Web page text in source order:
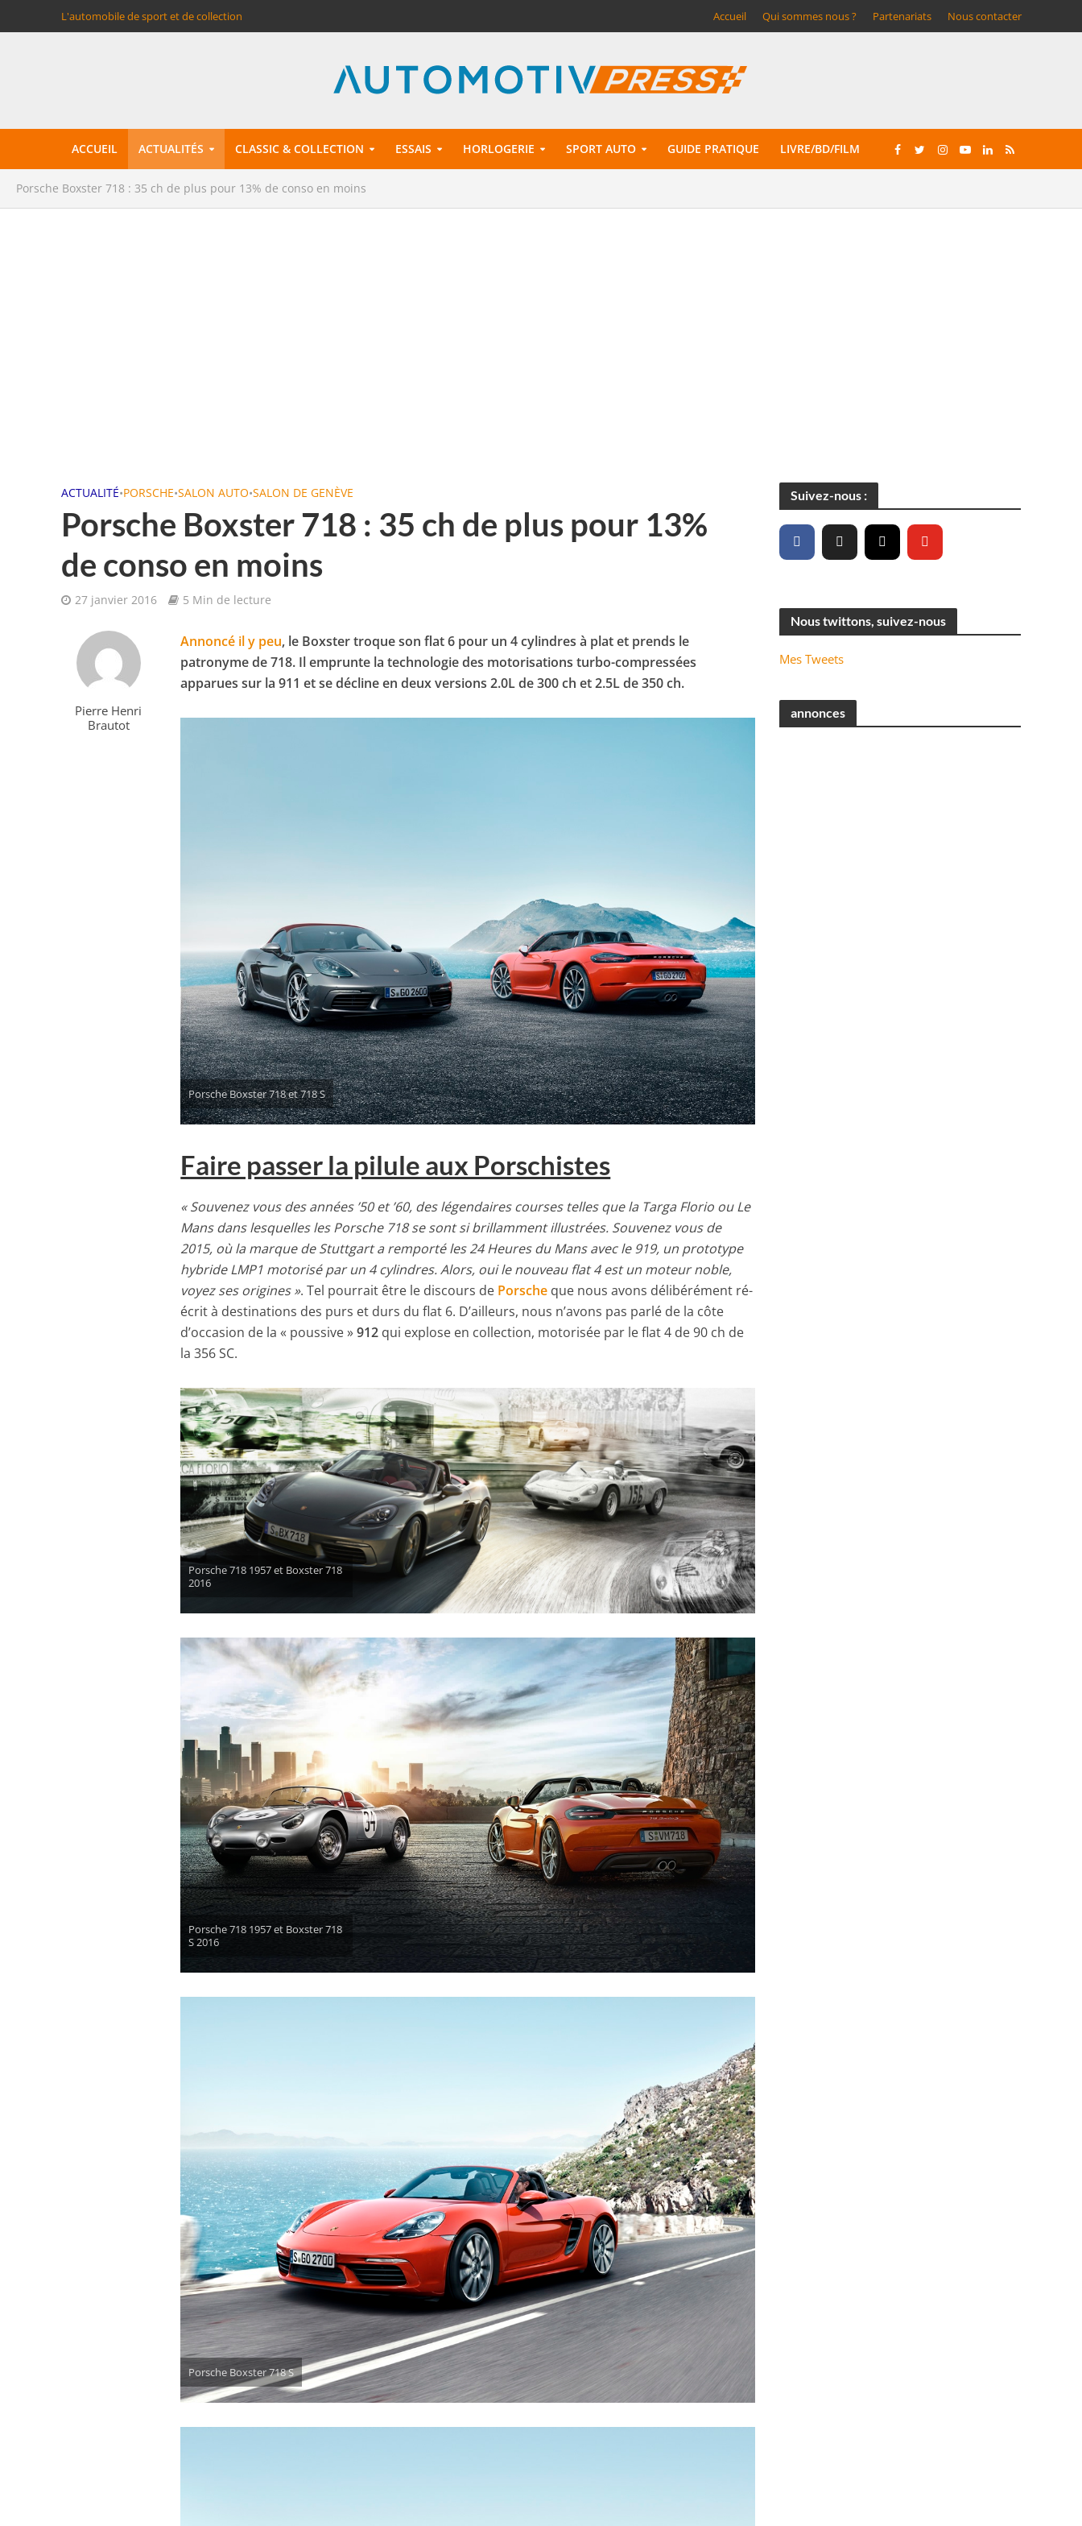
L'automobile de sport et de collection Accueil Qui sommes nous ? Partenariats Nous contacter
ACCUEIL ACTUALITÉS CLASSIC & COLLECTION ESSAIS HORLOGERIE SPORT AUTO GUIDE PRATIQUE LIVRE/BD/FILM
Porsche Boxster 718 : 35 ch de plus pour 13% de conso en moins
ACTUALITÉ•PORSCHE•SALON AUTO•SALON DE GENÈVE
Porsche Boxster 718 : 35 ch de plus pour 13%
de conso en moins
27 janvier 2016 5 Min de lecture
Pierre Henri
Brautot
Annoncé il y peu, le Boxster troque son flat 6 pour un 4 cylindres à plat et prends le
patronyme de 718. Il emprunte la technologie des motorisations turbo-compressées
apparues sur la 911 et se décline en deux versions 2.0L de 300 ch et 2.5L de 350 ch.
Porsche Boxster 718 et 718 S
Faire passer la pilule aux Porschistes
« Souvenez vous des années ’50 et ’60, des légendaires courses telles que la Targa Florio ou Le
Mans dans lesquelles les Porsche 718 se sont si brillamment illustrées. Souvenez vous de
2015, où la marque de Stuttgart a remporté les 24 Heures du Mans avec le 919, un prototype
hybride LMP1 motorisé par un 4 cylindres. Alors, oui le nouveau flat 4 est un moteur noble,
voyez ses origines ». Tel pourrait être le discours de Porsche que nous avons délibérément ré-
écrit à destinations des purs et durs du flat 6. D’ailleurs, nous n’avons pas parlé de la côte
d’occasion de la « poussive »912 qui explose en collection, motorisée par le flat 4 de 90 ch de
la 356 SC.
Porsche 718 1957 et Boxster 718
2016
Porsche 718 1957 et Boxster 718
S 2016
Porsche Boxster 718 S
Suivez-nous :
Nous twittons, suivez-nous
Mes Tweets
annonces